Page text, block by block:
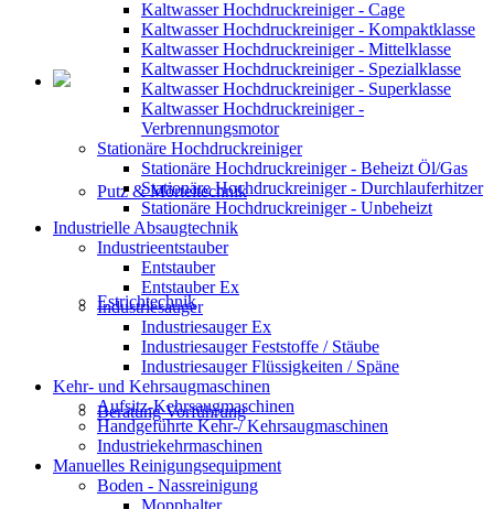
Putz & Mörteltechnik
Estrichtechnik
Beratung Vorführung
Kaltwasser Hochdruckreiniger - Cage
Kaltwasser Hochdruckreiniger - Kompaktklasse
Kaltwasser Hochdruckreiniger - Mittelklasse
Kaltwasser Hochdruckreiniger - Spezialklasse
Kaltwasser Hochdruckreiniger - Superklasse
Kaltwasser Hochdruckreiniger -
Verbrennungsmotor
Stationäre Hochdruckreiniger
Stationäre Hochdruckreiniger - Beheizt Öl/Gas
Stationäre Hochdruckreiniger - Durchlauferhitzer
Stationäre Hochdruckreiniger - Unbeheizt
Industrielle Absaugtechnik
Industrieentstauber
Entstauber
Entstauber Ex
Industriesauger
Industriesauger Ex
Industriesauger Feststoffe / Stäube
Industriesauger Flüssigkeiten / Späne
Kehr- und Kehrsaugmaschinen
Aufsitz-Kehrsaugmaschinen
Handgeführte Kehr-/ Kehrsaugmaschinen
Industriekehrmaschinen
Manuelles Reinigungsequipment
Boden - Nassreinigung
Mopphalter